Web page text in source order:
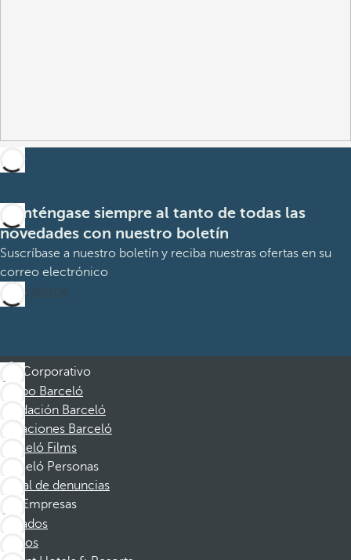
Manténgase siempre al tanto de todas las
novedades con nuestro boletín
Suscríbase a nuestro boletín y reciba nuestras ofertas en su
correo electrónico
Suscribirme
Corporativo
Grupo Barceló
Fundación Barceló
Vacaciones Barceló
Barceló Films
Barceló Personas
Canal de denuncias
Empresas
Afiliados
Socios